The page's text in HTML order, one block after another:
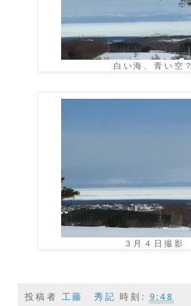
白い海、青い空？
３月４日撮影
投稿者 工藤 秀記 時刻: 9:48